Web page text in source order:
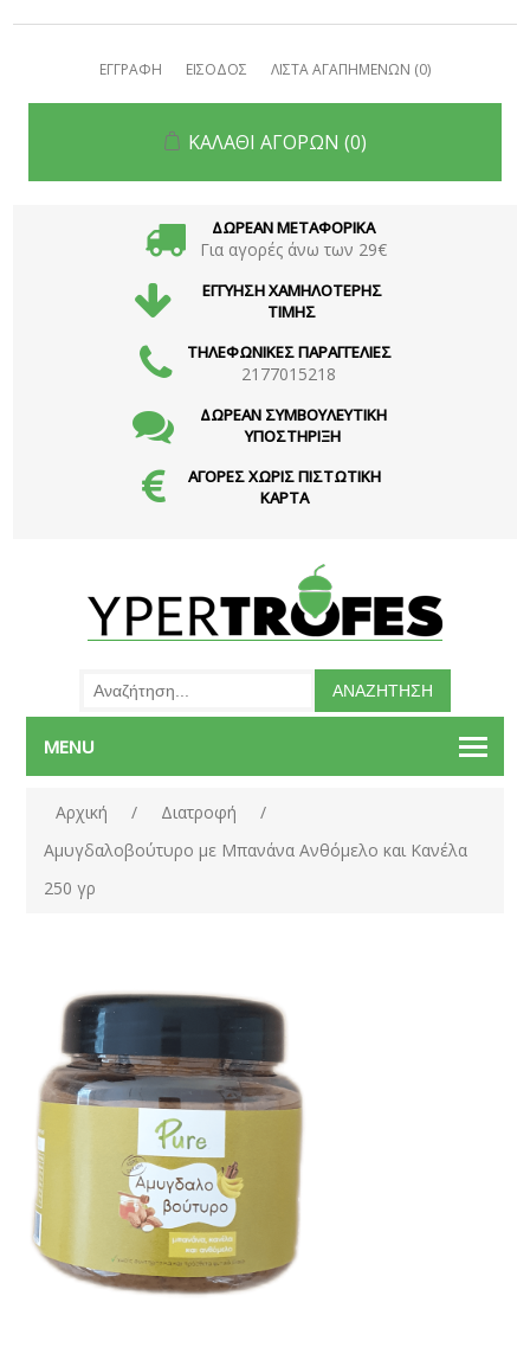
ΕΓΓΡΑΦΗ ΕΙΣΟΔΟΣ ΛΙΣΤΑ ΑΓΑΠΗΜΕΝΩΝ (0)
ΚΑΛΑΘΙ ΑΓΟΡΩΝ (0)
ΔΩΡΕΑΝ ΜΕΤΑΦΟΡΙΚΑ
Για αγορές άνω των 29€
ΕΓΓΥΗΣΗ ΧΑΜΗΛΟΤΕΡΗΣ
ΤΙΜΗΣ
ΤΗΛΕΦΩΝΙΚΕΣ ΠΑΡΑΓΓΕΛΙΕΣ
2177015218
ΔΩΡΕΑΝ ΣΥΜΒΟΥΛΕΥΤΙΚΗ
ΥΠΟΣΤΗΡΙΞΗ
ΑΓΟΡΕΣ ΧΩΡΙΣ ΠΙΣΤΩΤΙΚΗ
ΚΑΡΤΑ
MENU
Αρχική / Διατροφή
/
Αμυγδαλοβούτυρο με Μπανάνα Ανθόμελο και Κανέλα
250 γρ